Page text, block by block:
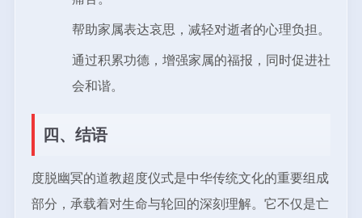
帮助家属表达哀思，减轻对逝者的心理负担。
通过积累功德，增强家属的福报，同时促进社
会和谐。
四、结语
度脱幽冥的道教超度仪式是中华传统文化的重要组成
部分，承载着对生命与轮回的深刻理解。它不仅是亡